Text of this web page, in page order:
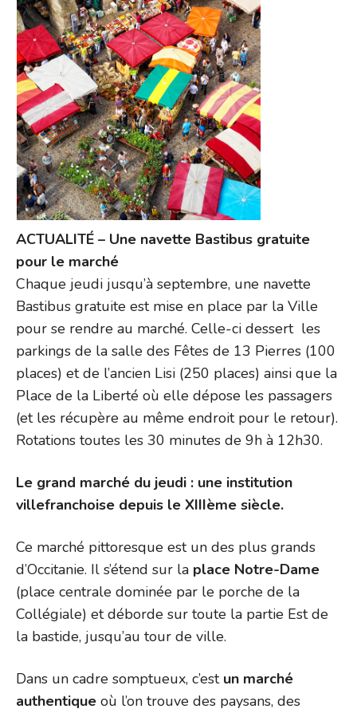
ACTUALITÉ – Une navette Bastibus gratuite
pour le marché
Chaque jeudi jusqu’à septembre, une navette
Bastibus gratuite est mise en place par la Ville
pour se rendre au marché. Celle-ci dessert les
parkings de la salle des Fêtes de 13 Pierres (100
places) et de l’ancien Lisi (250 places) ainsi que la
Place de la Liberté où elle dépose les passagers
(et les récupère au même endroit pour le retour).
Rotations toutes les 30 minutes de 9h à 12h30.
Le grand marché du jeudi : une institution
villefranchoise depuis le XIIIème siècle.
Ce marché pittoresque est un des plus grands
d’Occitanie. Il s’étend sur la place Notre-Dame
(place centrale dominée par le porche de la
Collégiale) et déborde sur toute la partie Est de
la bastide, jusqu’au tour de ville.
Dans un cadre somptueux, c’estun marché
authentique où l’on trouve des paysans, des